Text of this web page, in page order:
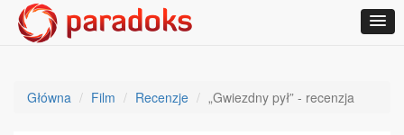
Główna Film Recenzje „Gwiezdny pył” - recenzja